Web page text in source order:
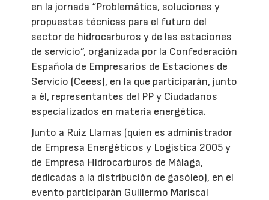
en la jornada “Problemática, soluciones y
propuestas técnicas para el futuro del
sector de hidrocarburos y de las estaciones
de servicio”, organizada por la Confederación
Española de Empresarios de Estaciones de
Servicio (Ceees), en la que participarán, junto
a él, representantes del PP y Ciudadanos
especializados en materia energética.
Junto a Ruiz Llamas (quien es administrador
de Empresa Energéticos y Logística 2005 y
de Empresa Hidrocarburos de Málaga,
dedicadas a la distribución de gasóleo), en el
evento participarán Guillermo Mariscal